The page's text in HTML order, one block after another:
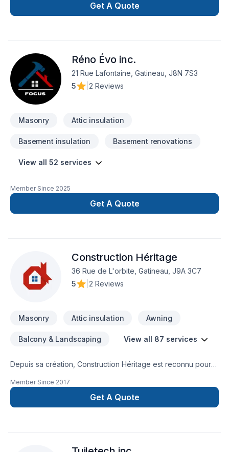
passion et professionnalisme. Nous privilégions la
transparence, l'écoute et l'efficacité pour bâtir des relations
sur vos besoins et vos aspirations.
Get A Quote
Réno Évo inc.
21 Rue Lafontaine, Gatineau, J8N 7S3
5
2 Reviews
Masonry Attic insulation
Basement insulation Basement renovations
View all 52 services
Member Since 2025
Get A Quote
Construction Héritage
36 Rue de L'orbite, Gatineau, J9A 3C7
5
2 Reviews
Masonry Attic insulation Awning
Balcony & Landscaping View all 87 services
Depuis sa création, Construction Héritage est reconnu pour
sinistre, Armoires, Balcon, Balcon de bois, Béton,
Calfeutrage, Carrelage, Charpentier, Clôture, Coffrage,
Commercial, Crépis, Cuisine, Décontamination, Démolition,
entre-toît, Isolation mur, Isolation sous-sol, Levage de maison,
Member Since 2017
Get A Quote